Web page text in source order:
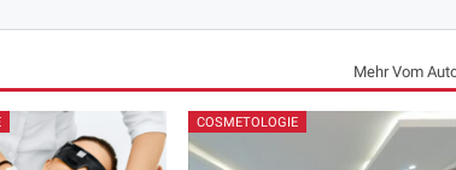
Mehr Vom
COSMETOLOGIE